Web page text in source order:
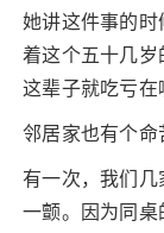
她讲这件事的
着这个五十几
这辈子就吃亏在
邻居家也有个命
有一次，我们
一颤。因为同